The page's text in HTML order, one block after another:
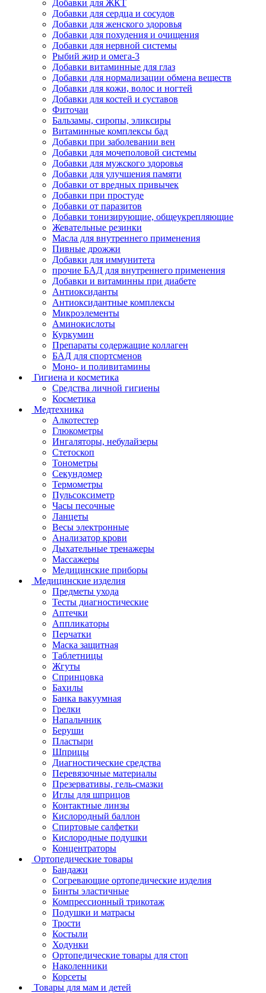
Добавки для ЖКТ
Добавки для сердца и сосудов
Добавки для женского здоровья
Добавки для похудения и очищения
Добавки для нервной системы
Рыбий жир и омега-3
Добавки витаминные для глаз
Добавки для нормализации обмена веществ
Добавки для кожи, волос и ногтей
Добавки для костей и суставов
Фиточаи
Бальзамы, сиропы, эликсиры
Витаминные комплексы бад
Добавки при заболевании вен
Добавки для мочеполовой системы
Добавки для мужского здоровья
Добавки для улучшения памяти
Добавки от вредных привычек
Добавки при простуде
Добавки от паразитов
Добавки тонизирующие, общеукрепляющие
Жевательные резинки
Масла для внутреннего применения
Пивные дрожжи
Добавки для иммунитета
прочие БАД для внутреннего применения
Добавки и витаминны при диабете
Антиоксиданты
Антиоксидантные комплексы
Микроэлементы
Аминокислоты
Куркумин
Препараты содержащие коллаген
БАД для спортсменов
Моно- и поливитамины
Гигиена и косметика
Средства личной гигиены
Косметика
Медтехника
Алкотестер
Глюкометры
Ингаляторы, небулайзеры
Стетоскоп
Тонометры
Секундомер
Термометры
Пульсоксиметр
Часы песочные
Ланцеты
Весы электронные
Анализатор крови
Дыхательные тренажеры
Массажеры
Медицинские приборы
Медицинские изделия
Предметы ухода
Тесты диагностические
Аптечки
Аппликаторы
Перчатки
Маска защитная
Таблетницы
Жгуты
Спринцовка
Бахилы
Банка вакуумная
Грелки
Напальчник
Беруши
Пластыри
Шприцы
Диагностические средства
Перевязочные материалы
Презервативы, гель-смазки
Иглы для шприцов
Контактные линзы
Кислородный баллон
Спиртовые салфетки
Кислородные подушки
Концентраторы
Ортопедические товары
Бандажи
Согревающие ортопедические изделия
Бинты эластичные
Компрессионный трикотаж
Подушки и матрасы
Трости
Костыли
Ходунки
Ортопедические товары для стоп
Наколенники
Корсеты
Товары для мам и детей